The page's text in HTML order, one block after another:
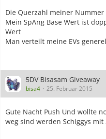
Die Querzahl meiner Nummer
Mein SpAng Base Wert ist
Wert
Man verteilt meine EVs
5DV Bisasam Giveaway
bisa4 25. Februar 2015
Gute Nacht Push Und wollte
weg sind werden Schiggys mit